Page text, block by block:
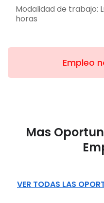
Modalidad de trabajo:
horas
Empleo
Mas
VER TODAS LAS